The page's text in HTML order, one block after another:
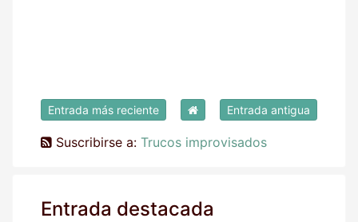
Entrada más reciente Entrada antigua
Suscribirse a: Trucos improvisados
Entrada destacada